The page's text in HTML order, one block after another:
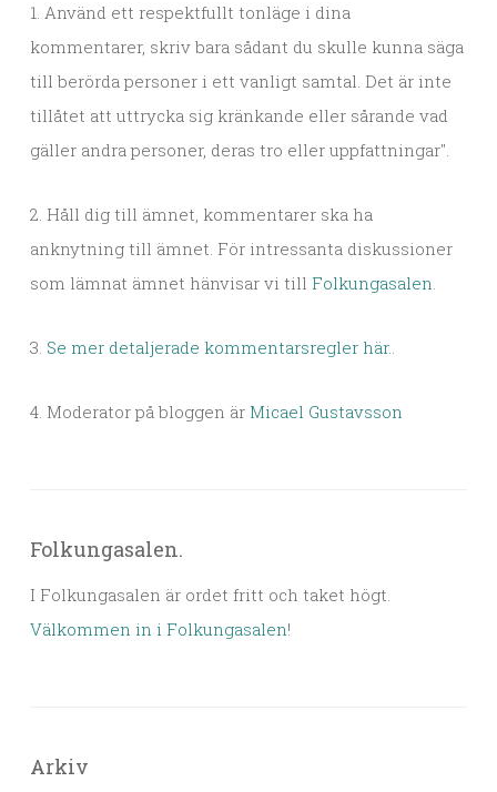
1. Använd ett respektfullt tonläge i dina
kommentarer, skriv bara sådant du skulle kunna säga
till berörda personer i ett vanligt samtal. Det är inte
tillåtet att uttrycka sig kränkande eller sårande vad
gäller andra personer, deras tro eller uppfattningar".
2. Håll dig till ämnet, kommentarer ska ha
anknytning till ämnet. För intressanta diskussioner
som lämnat ämnet hänvisar vi till Folkungasalen.
3. Se mer detaljerade kommentarsregler här..
4. Moderator på bloggen är Micael Gustavsson
Folkungasalen.
I Folkungasalen är ordet fritt och taket högt.
Välkommen in i Folkungasalen!
Arkiv